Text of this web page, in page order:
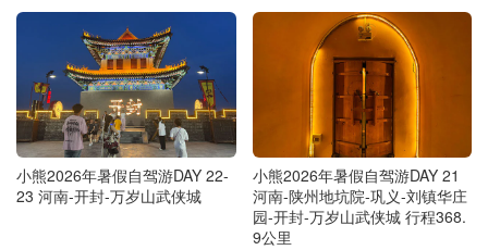
小熊2026年暑假自驾游DAY 22-
23 河南-开封-万岁山武侠城
小熊2026年暑假自驾游DAY 21
河南-陕州地坑院-巩义-刘镇华庄
园-开封-万岁山武侠城 行程368.
9公里